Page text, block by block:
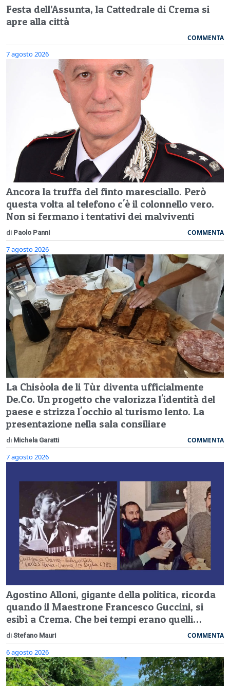
Festa dell’Assunta, la Cattedrale di Crema si
apre alla città
COMMENTA
7 agosto 2026
Ancora la truffa del finto maresciallo. Però
questa volta al telefono c'è il colonnello vero.
Non si fermano i tentativi dei malviventi
di Paolo Panni COMMENTA
7 agosto 2026
La Chisòola de li Tùr diventa ufficialmente
De.Co. Un progetto che valorizza l'identità del
paese e strizza l'occhio al turismo lento. La
presentazione nella sala consiliare
di Michela Garatti COMMENTA
7 agosto 2026
Agostino Alloni, gigante della politica, ricorda
quando il Maestrone Francesco Guccini, si
esibì a Crema. Che bei tempi erano quelli…
di Stefano Mauri COMMENTA
6 agosto 2026